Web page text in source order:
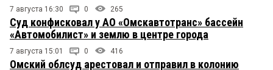
7 августа 16:30 0 265
Суд конфисковал у АО «Омскавтотранс» бассейн
«Автомобилист» и землю в центре города
7 августа 15:01 0 416
Омский облсуд арестовал и отправил в колонию